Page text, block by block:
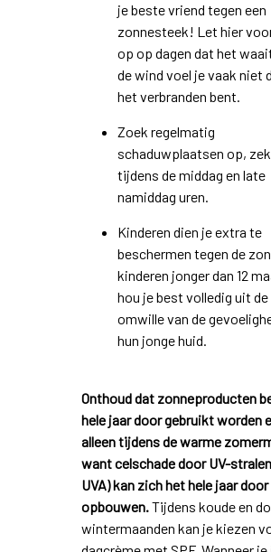
je beste vriend tegen een
zonnesteek! Let hier
op op dagen dat het
de wind voel je vaak niet
het verbranden bent.
Zoek regelmatig
schaduwplaatsen op,
tijdens de middag en late
namiddag uren.
Kinderen dien je extra te
beschermen tegen de
kinderen jonger dan 12
hou je best volledig uit de
omwille van de
hun jonge huid.
Onthoud dat zonneproducten
hele jaar door gebruikt worden
alleen tijdens de warme
want celschade door UV-
UVA) kan zich het hele jaar door
opbouwen.Tijdens koude en
wintermaanden kan je kiezen